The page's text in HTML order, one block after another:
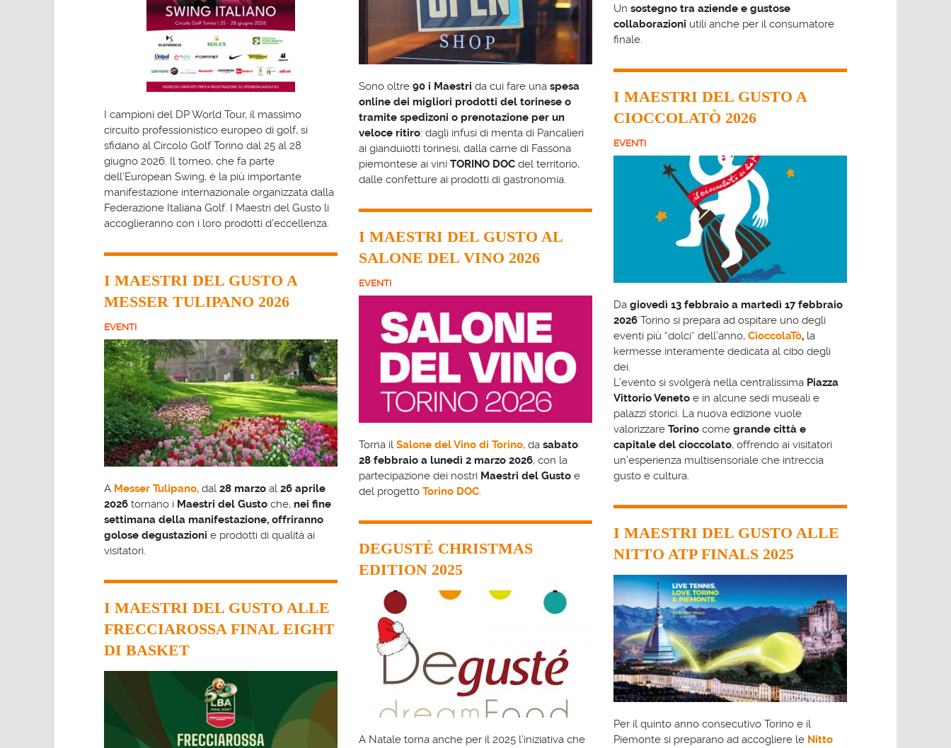
I campioni del DP World Tour, il massimo
circuito professionistico europeo di golf, si
sfidano al Circolo Golf Torino dal 25 al 28
giugno 2026 . Il torneo, che fa parte
dell’European Swing, è la più importante
manifestazione internazionale organizzata dalla
Federazione Italiana Golf. I Maestri del Gusto li
accoglieranno con i loro prodotti d’eccellenza.
I MAESTRI DEL GUSTO A
MESSER TULIPANO 2026
EVENTI
A Messer Tulipano, dal 28 marzo al 26 aprile
2026 tornano i Maestri del Gusto che, nei fine
settimana della manifestazione, offriranno
golose degustazioni e prodotti di qualità ai
visitatori.
I MAESTRI DEL GUSTO ALLE
FRECCIAROSSA FINAL EIGHT
DI BASKET
Sono oltre 90 i Maestri da cui fare una spesa
online dei migliori prodotti del torinese o
tramite spedizoni o prenotazione per un
veloce ritiro: dagli infusi di menta di Pancalieri
ai gianduiotti torinesi, dalla carne di Fassona
piemontese ai vini TORINO DOC del territorio,
dalle confetture ai prodotti di gastronomia.
I MAESTRI DEL GUSTO AL
SALONE DEL VINO 2026
EVENTI
Torna il Salone del Vino di Torino, da sabato
28 febbraio a lunedì 2 marzo 2026, con la
partecipazione dei nostri Maestri del Gusto e
del progetto Torino DOC.
DEGUSTÉ CHRISTMAS
EDITION 2025
A Natale torna anche per il 2025 l’iniziativa che
Un sostegno tra aziende e gustose
collaborazioni utili anche per il consumatore
finale.
I MAESTRI DEL GUSTO A
CIOCCOLATÒ 2026
EVENTI
Da giovedì 13 febbraio a martedì 17 febbraio
2026 Torino si prepara ad ospitare uno degli
eventi più “dolci” dell’anno, CioccolaTò, la
kermesse interamente dedicata al cibo degli
dei.
L’evento si svolgerà nella centralissima Piazza
Vittorio Veneto e in alcune sedi museali e
palazzi storici. La nuova edizione vuole
valorizzare Torino come grande città e
capitale del cioccolato, offrendo ai visitatori
un’esperienza multisensoriale che intreccia
gusto e cultura.
I MAESTRI DEL GUSTO ALLE
NITTO ATP FINALS 2025
Per il quinto anno consecutivo Torino e il
Piemonte si preparano ad accogliere le Nitto